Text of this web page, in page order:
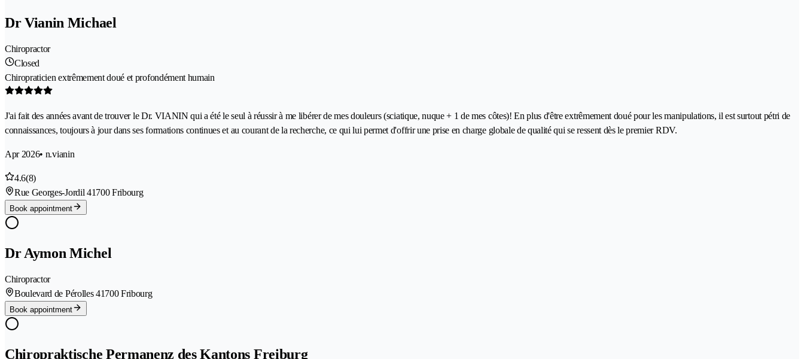
Dr Vianin Michael
Chiropractor
Closed
Chiropraticien extrêmement doué et profondément humain
J'ai fait des années avant de trouver le Dr. VIANIN qui a été le seul à réussir à me libérer de mes douleurs (sciatique, nuque + 1 de mes côtes)! En plus d'être extrêmement doué pour les manipulations, il est surtout pétri de
connaissances, toujours à jour dans ses formations continues et au courant de la recherche, ce qui lui permet d'offrir une prise en charge globale de qualité qui se ressent dès le premier RDV.
Apr 2026• n.vianin
4.6(8)
Rue Georges-Jordil 41700 Fribourg
Book appointment
Dr Aymon Michel
Chiropractor
Boulevard de Pérolles 41700 Fribourg
Book appointment
Chiropraktische Permanenz des Kantons Freiburg